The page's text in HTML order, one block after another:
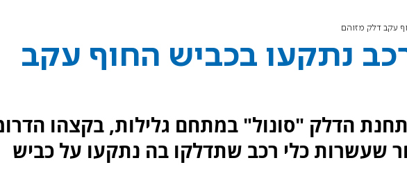
עקב דלק מזוהם
נתקעו בכביש החוף עקב
הדלק "סונול" במתחם גלילות, בקצהו
שעשרות כלי רכב שתדלקו בה נתקעו על כביש